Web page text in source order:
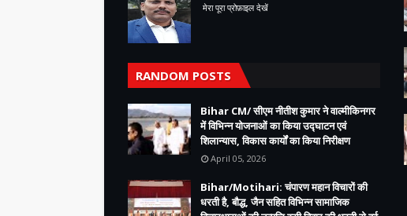
मेरा पूरा प्रोफ़ाइल देखें
RANDOM POSTS
Bihar CM/ सीएम नीतीश कुमार ने वाल्मीकिनगर
में विभिन्न योजनाओं का किया उद्घाटन एवं
शिलान्यास, विकास कार्यों का किया निरीक्षण
April 05, 2026
Bihar/Motihari: चंपारण महान विचारों की
धरती है, बौद्ध, जैन सहित विभिन्न सामाजिक